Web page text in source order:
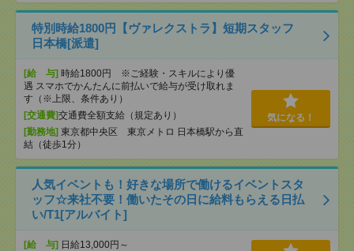
特別時給1800円【ヴァレクストラ】短期スタッフ
日本橋[派遣]
[給 与] 時給1800円 ※ご経験・スキルにより優
遇 スマホでかんたんに前払いで給与が受け取れま
す（※上限、条件あり）
[交通費]交通費全額支給（規定あり）
[勤務地] 東京都中央区 東京メトロ 日本橋駅から直
結（徒歩1分）
気になる！
人気イベントも！好きな場所で働けるイベントスタ
ッフ☆来社不要！働いたその日に給料もらえる日払
い/T1[アルバイト]
[給 与] 日給13,000円～